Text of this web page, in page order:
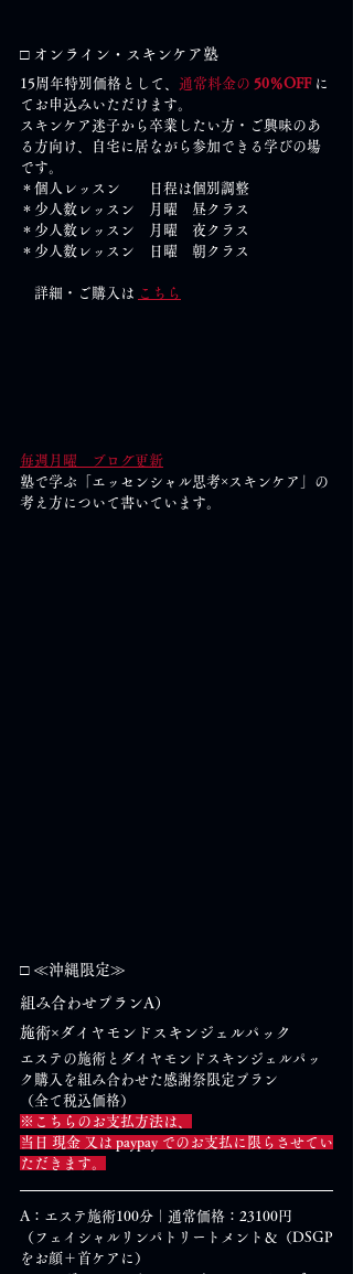
□ オンライン・スキンケア塾
15周年特別価格として、 通常料金の 50％OFF に
てお申込みいただけます。
スキンケア迷子から卒業したい方・ご興味のあ
る方向け、自宅に居ながら参加できる学びの場
です。
＊個人レッスン　　日程は個別調整
＊少人数レッスン　月曜　昼クラス
＊少人数レッスン　月曜　夜クラス
＊少人数レッスン　日曜　朝クラス
詳細・ご購入は こちら
毎週月曜　ブログ更新
塾で学ぶ「エッセンシャル思考×スキンケア」の
考え方について書いています。
□ ≪沖縄限定≫
組み合わせプランA）
施術×ダイヤモンドスキンジェルパック
エステの施術とダイヤモンドスキンジェルパッ
ク購入を組み合わせた感謝祭限定プラン
（全て税込価格）
※こちらのお支払方法は、
当日 現金 又は paypay でのお支払に限らさせてい
ただきます。
A：エステ施術100分｜通常価格：23100円
（フェイシャルリンパトリートメント＆（DSGP
をお顔＋首ケアに）